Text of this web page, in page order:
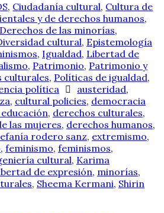
, Ciudadanía cultural, Cultura de
y de derechos humanos,
Derechos de las minorías,
cultural, Epistemología
, Igualdad, Libertad de
, Patrimonio, Patrimonio y
culturales, Políticas de igualdad,
política austeridad,
, cultural policies, democracia
, derechos culturales,
las mujeres, derechos humanos,
rodero sanz, extremismo,
, feminismo, feminismos,
cultural, Karima
de expresión, minorías,
, Sheema Kermani, Shirin